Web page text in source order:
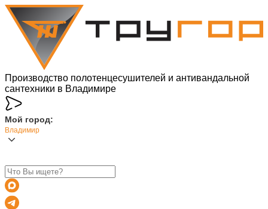
Производство полотенцесушителей и антивандальной
сантехники в Владимире
Мой город:
Владимир